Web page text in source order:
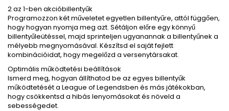
2 az 1-ben akcióbillentyűk
Programozzon két műveletet egyetlen billentyűre, attól függően,
hogy hogyan nyomja meg azt. Sétáljon előre egy könnyű
billentyűleütéssel, majd sprinteljen ugyanannak a billentyűnek a
mélyebb megnyomásával. Készítsd el saját fejlett
kombinációidat, hogy megelőzd a versenytársakat.
Optimális működtetési beállítások
Ismerd meg, hogyan állíthatod be az egyes billentyűk
működtetését a League of Legendsben és más játékokban,
hogy csökkentsd a hibás lenyomásokat és növeld a
sebességedet.